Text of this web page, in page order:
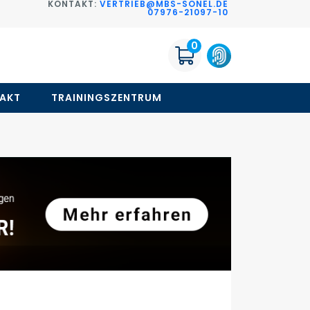
KONTAKT: VERTRIEB@MBS-SONEL.DE
07976-21097-10
0
TRAININGSZENTRUM